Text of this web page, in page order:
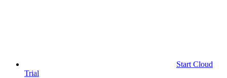
Start Cloud
Trial